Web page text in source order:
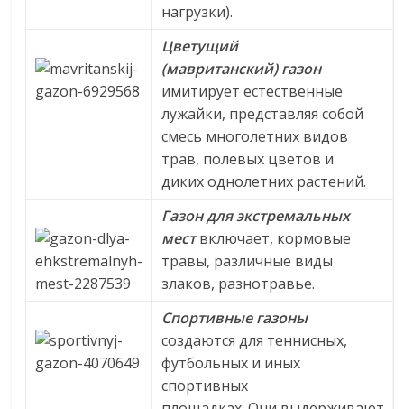
нагрузки).
Цветущий
(мавританский) газон
имитирует естественные
лужайки, представляя собой
смесь многолетних видов
трав, полевых цветов и
диких однолетних растений.
Газон для экстремальных
мествключает, кормовые
травы, различные виды
злаков, разнотравье.
Спортивные газоны
создаются для теннисных,
футбольных и иных
спортивных